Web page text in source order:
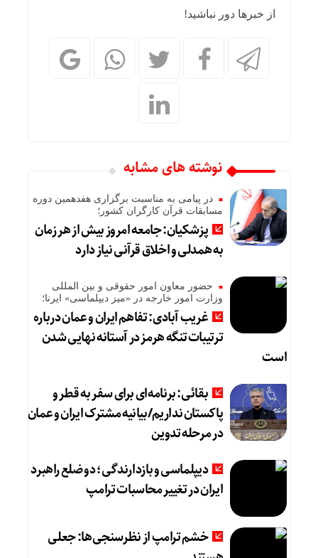
از خبرها دور نباشید!
نوشته های مشابه
در پیامی به مناسبت برگزاری هفدهمین دوره
مسابقات قرآن کارگران کشور؛
پزشکیان: جامعه امروز بیش از هر زمان
به همدلی و اخلاق قرآنی نیاز دارد
حضور معاون امور حقوقی و بین المللی
وزارت امور خارجه در «میز دیپلماسی» ایرنا؛
غریب آبادی: تفاهم ایران و عمان درباره
ترتیبات تنگه هرمز در آستانه نهایی شدن
است
بقائی: برنامه‌ای برای سفر به قطر و
پاکستان نداریم/بیانیه مشترک ایران و عمان
در مرحله تدوین
دیپلماسی و بازدارندگی؛ دو ضلع راهبرد
ایران در تغییر محاسبات ترامپ
خشم ترامپ از نظرسنجی‌ها: جعلی